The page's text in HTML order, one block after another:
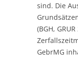
sind. Die
(BGH,
GebrMG